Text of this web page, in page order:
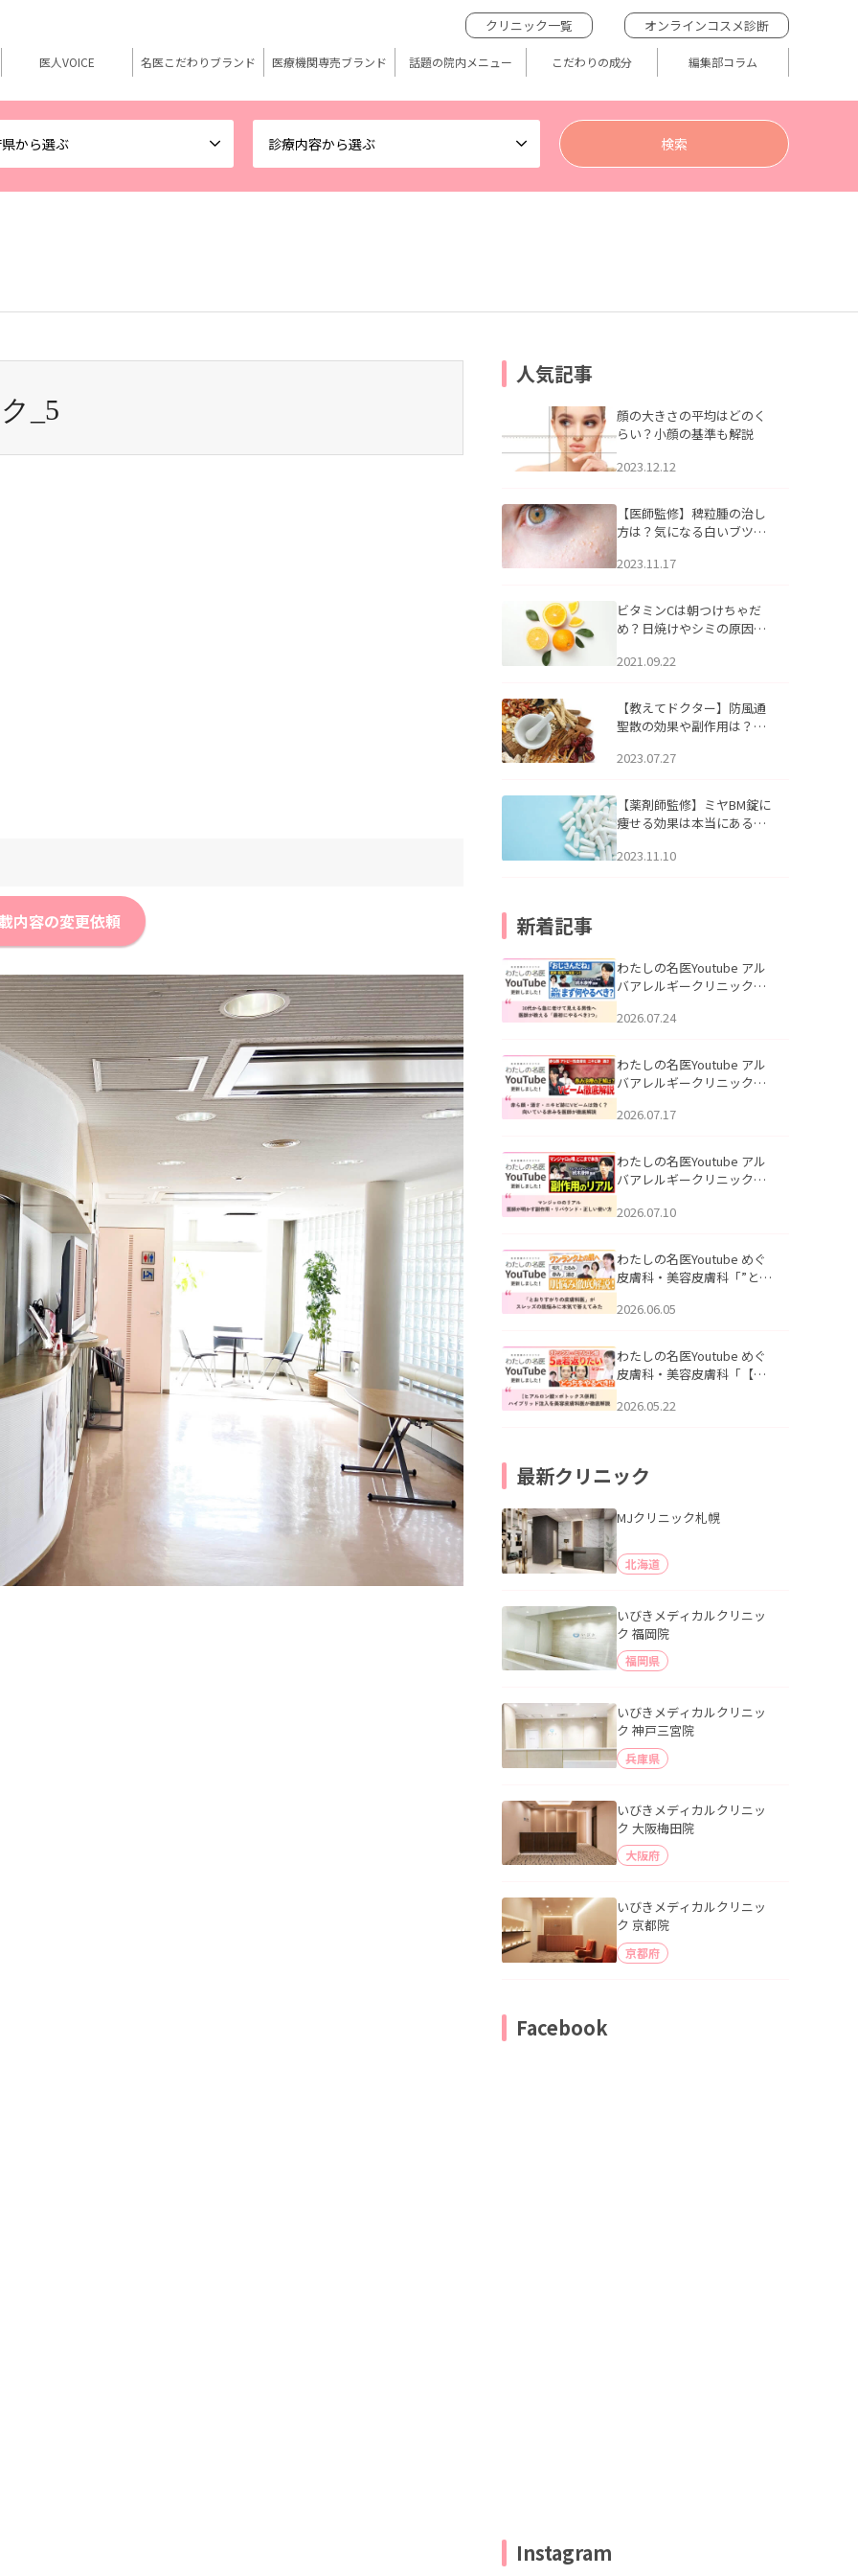
から選ぶ 診療内容から選ぶ
クリニック一覧 オンラインコスメ診断
医人VOICE 名医こだわりブランド 医療機関専売ブランド 話題の院内メニュー こだわりの成分 編集部コラム
_5
内容の変更依頼
人気記事
顔の大きさの平均はどのく
らい？小顔の基準も解説
2023.12.12
【医師監修】稗粒腫の治し
方は？気になる白いブツブ
アについて
2023.11.17
ビタミンCは朝つけちゃだ
め？日焼けやシミの原因に
2021.09.22
【教えてドクター】防風通
聖散の効果や副作用は？長
2023.07.27
【薬剤師監修】ミヤBM錠に
痩せる効果は本当にある
2023.11.10
新着記事
わたしの名医Youtube アル
バアレルギークリニック札
える男性へ｜医師が教える
公開いたしました。
2026.07.24
わたしの名医Youtube アル
バアレルギークリニック札
跡にVビームは効く？向いて
説」を公開いたしました。
2026.07.17
わたしの名医Youtube アル
バアレルギークリニック札
医師が明かす副作用・リバ
公開いたしました。
2026.07.10
わたしの名医Youtube めぐ
皮膚科・美容皮膚科「”とお
ッズの肌悩みに本気で答え
た。
2026.06.05
わたしの名医Youtube めぐ
皮膚科・美容皮膚科「【ヒ
用】ハイブリッド注入を美
2026.05.22
最新クリニック
MJクリニック札幌
北海道
いびきメディカルクリニッ
ク 福岡院
福岡県
いびきメディカルクリニッ
ク 神戸三宮院
兵庫県
いびきメディカルクリニッ
ク 大阪梅田院
大阪府
いびきメディカルクリニッ
ク 京都院
京都府
Facebook
Instagram